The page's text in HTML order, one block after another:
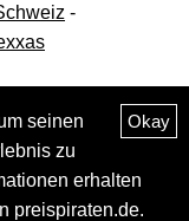
-
Okay
seinen
zu
erhalten
preispiraten.de.